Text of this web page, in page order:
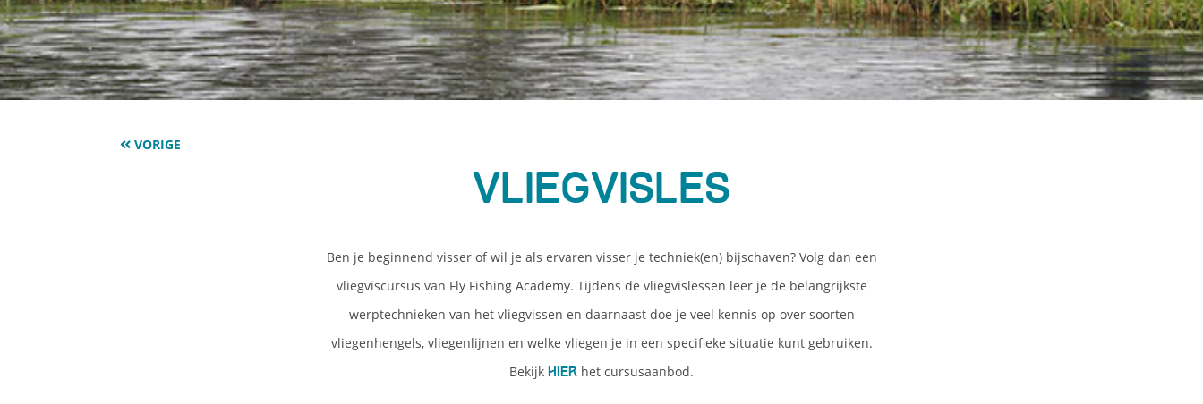
VORIGE
Vliegvisles
Ben je beginnend visser of wil je als ervaren visser je techniek(en) bijschaven? Volg dan een
vliegviscursus van Fly Fishing Academy. Tijdens de vliegvislessen leer je de belangrijkste
werptechnieken van het vliegvissen en daarnaast doe je veel kennis op over soorten
vliegenhengels, vliegenlijnen en welke vliegen je in een specifieke situatie kunt gebruiken.
Bekijk hier het cursusaanbod.